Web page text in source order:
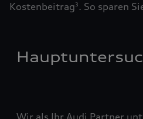
Kostenbeitrag3. So sparen